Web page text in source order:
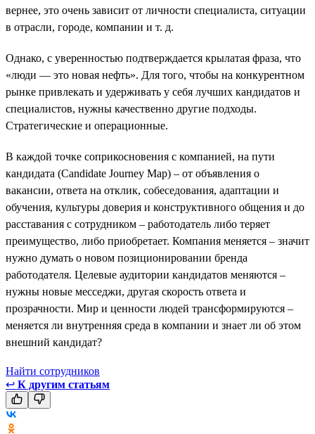
вернее, это очень зависит от личности специалиста, ситуации
в отрасли, городе, компании и т. д.
Однако, с уверенностью подтверждается крылатая фраза, что
«люди — это новая нефть». Для того, чтобы на конкурентном
рынке привлекать и удерживать у себя лучших кандидатов и
специалистов, нужны качественно другие подходы.
Стратегические и операционные.
В каждой точке соприкосновения с компанией, на пути
кандидата (Candidate Journey Map) – от объявления о
вакансии, ответа на отклик, собеседования, адаптации и
обучения, культуры доверия и конструктивного общения и до
расставания с сотрудником – работодатель либо теряет
преимущество, либо приобретает. Компания меняется – значит
нужно думать о новом позиционировании бренда
работодателя. Целевые аудитории кандидатов меняются –
нужны новые месседжи, другая скорость ответа и
прозрачности. Мир и ценности людей трансформируются –
меняется ли внутренняя среда в компании и знает ли об этом
внешний кандидат?
Найти сотрудников
↩ К другим статьям